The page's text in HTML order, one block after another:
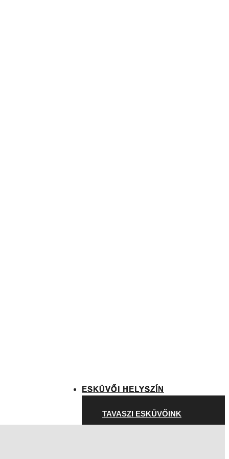
ESKÜVŐI HELYSZÍN
TAVASZI ESKÜVŐINK